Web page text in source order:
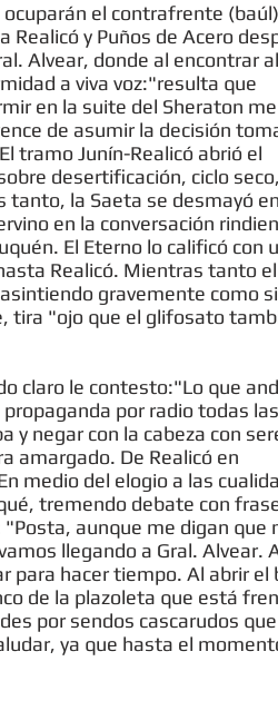
ocuparán el contrafrente
y Puños de Acero
Alvear, donde al encontrar al
a viva voz:"resulta que
en la suite del Sheraton me
de asumir la decisión
tramo Junín-Realicó abrió el
desertificación, ciclo seco,
la Saeta se desmayó
en la conversación
El Eterno lo calificó con
Realicó. Mientras tanto el
gravemente como si
tira "ojo que el glifosato
claro le contesto:"Lo que
por radio todas las
y negar con la cabeza con
amargado. De Realicó en
medio del elogio a las
tremendo debate con
aunque me digan que
llegando a Gral. Alvear.
para hacer tiempo. Al abrir el
de la plazoleta que está
por sendos cascarudos
ya que hasta el